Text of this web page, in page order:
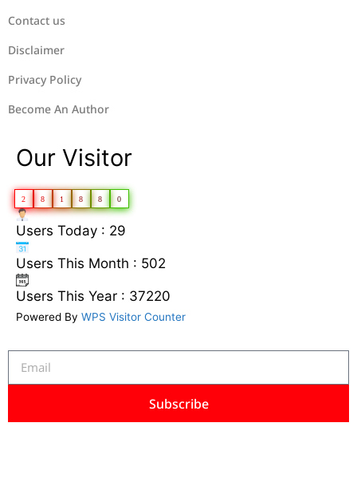
Contact us
Disclaimer
Privacy Policy
Become An Author
Our Visitor
2 8 1 8 8 0
Users Today : 29
Users This Month : 502
Users This Year : 37220
Powered By WPS Visitor Counter
Subscribe